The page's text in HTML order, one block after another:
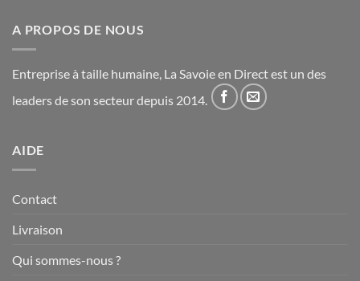
A PROPOS DE NOUS
Entreprise à taille humaine, La Savoie en Direct est un des
leaders de son secteur depuis 2014.
AIDE
Contact
Livraison
Qui sommes-nous ?